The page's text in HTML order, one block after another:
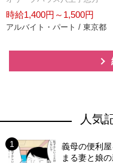
時給1,400円～1,500円
アルバイト・パート / 東京都
人気
義母の便利
まる妻と娘